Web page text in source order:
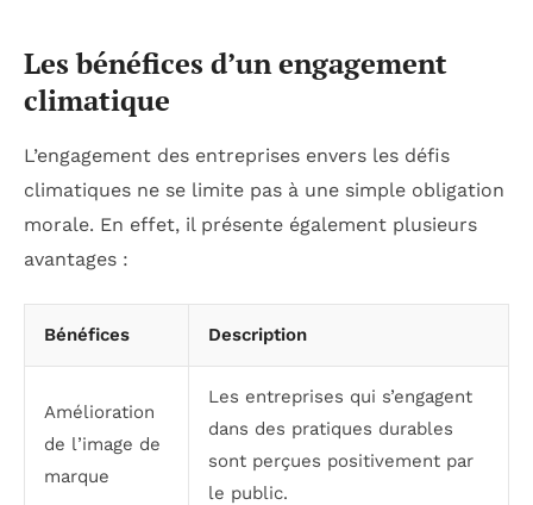
Les bénéfices d’un engagement
climatique
L’engagement des entreprises envers les défis
climatiques ne se limite pas à une simple obligation
morale. En effet, il présente également plusieurs
avantages :
Bénéfices Description
Amélioration
de l’image de
marque
Les entreprises qui s’engagent
dans des pratiques durables
sont perçues positivement par
le public.